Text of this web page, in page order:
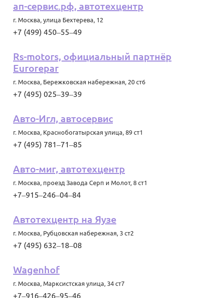
ап-сервис.рф, автотехцентр
г. Москва, улица Бехтерева, 12
+7 (499) 450‒55‒49
Rs-motors, официальный партнёр
Eurorepar
г. Москва, Бережковская набережная, 20 ст6
+7 (495) 025‒39‒39
Авто-Игл, автосервис
г. Москва, Краснобогатырская улица, 89 ст1
+7 (495) 781‒71‒85
Авто-миг, автотехцентр
г. Москва, проезд Завода Серп и Молот, 8 ст1
+7‒915‒246‒04‒84
Автотехцентр на Яузе
г. Москва, Рубцовская набережная, 3 ст2
+7 (495) 632‒18‒08
Wagenhof
г. Москва, Марксистская улица, 34 ст7
+7‒916‒426‒95‒46